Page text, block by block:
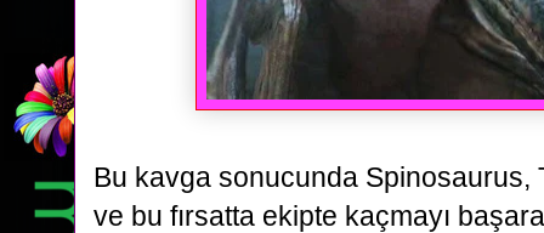
Bu kavga sonucunda Spinosaurus,
ve bu fırsatta ekipte kaçmayı